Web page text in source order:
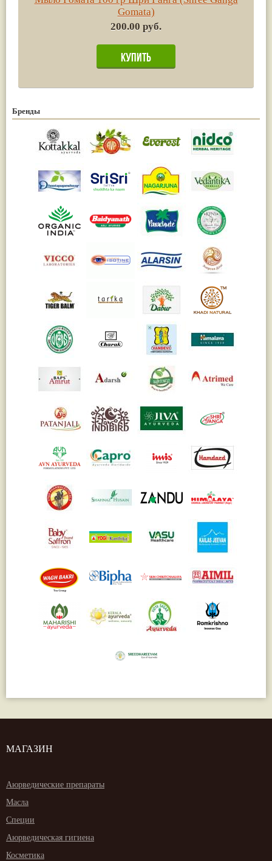
Gomata)
200.00 руб.
Бренды
МАГАЗИН
Аюрведические препараты
Масла
Специи
Аюрведическая гигиена
Косметика